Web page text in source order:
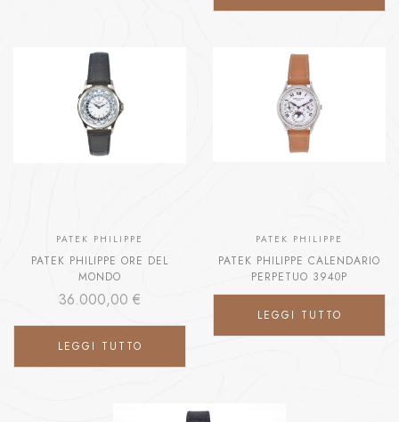
PATEK PHILIPPE
PATEK PHILIPPE ORE DEL
MONDO
36.000,00 €
LEGGI TUTTO
PATEK PHILIPPE
PATEK PHILIPPE CALENDARIO
PERPETUO 3940P
LEGGI TUTTO